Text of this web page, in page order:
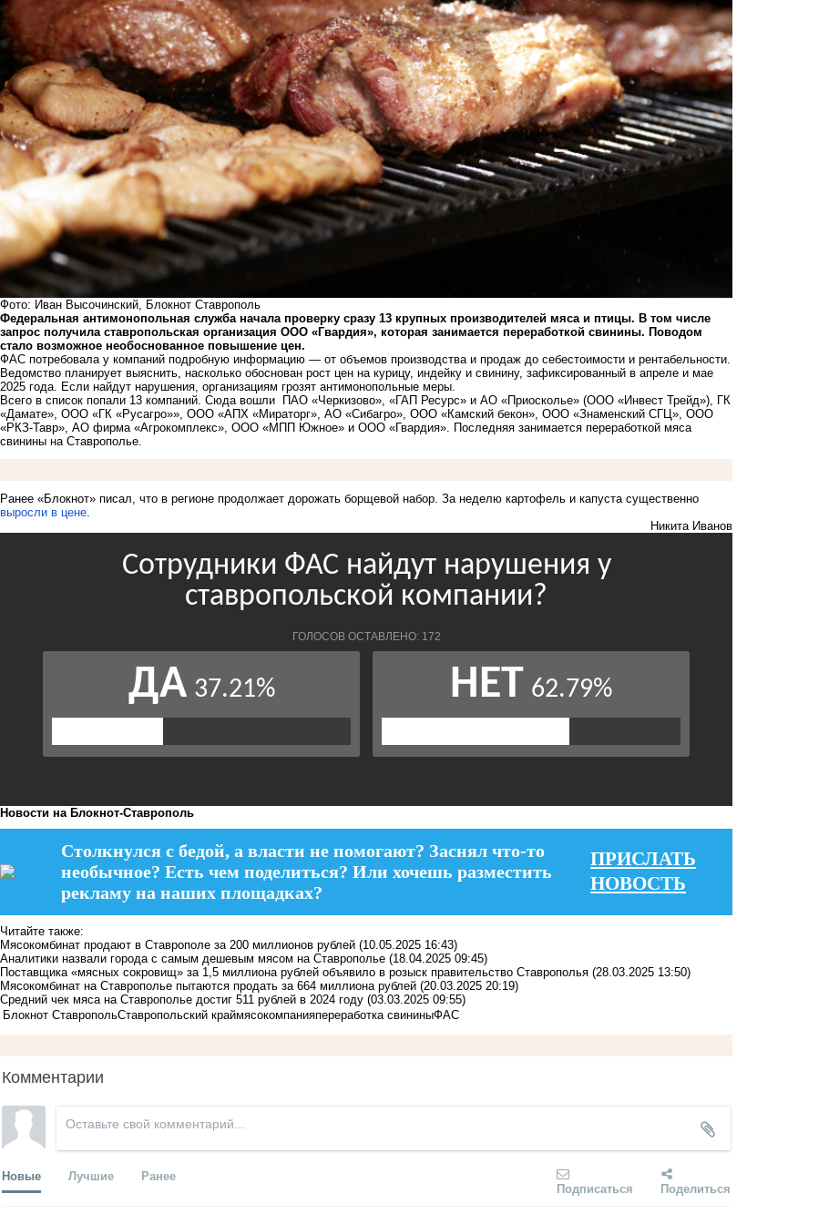
Фото: Иван Высочинский, Блокнот Ставрополь
Федеральная антимонопольная служба начала проверку сразу 13 крупных производителей мяса и птицы. В том числе
запрос получила ставропольская организация ООО «Гвардия», которая занимается переработкой свинины. Поводом
стало возможное необоснованное повышение цен.
ФАС потребовала у компаний подробную информацию — от объемов производства и продаж до себестоимости и рентабельности.
Ведомство планирует выяснить, насколько обоснован рост цен на курицу, индейку и свинину, зафиксированный в апреле и мае
2025 года. Если найдут нарушения, организациям грозят антимонопольные меры.
Всего в список попали 13 компаний. Сюда вошли ПАО «Черкизово», «ГАП Ресурс» и АО «Приосколье» (ООО «Инвест Трейд»), ГК
«Дамате», ООО «ГК «Русагро»», ООО «АПХ «Мираторг», АО «Сибагро», ООО «Камский бекон», ООО «Знаменский СГЦ», ООО
«РКЗ-Тавр», АО фирма «Агрокомплекс», ООО «МПП Южное» и ООО «Гвардия». Последняя занимается переработкой мяса
свинины на Ставрополье.
Ранее «Блокнот» писал, что в регионе продолжает дорожать борщевой набор. За неделю картофель и капуста существенно
выросли в цене
Никита Иванов
Новости на Блoкнoт-Ставрополь
Столкнулся с бедой, а власти не помогают? Заснял что-то
необычное? Есть чем поделиться? Или хочешь разместить
рекламу на наших площадках?
ПРИСЛАТЬ
НОВОСТЬ
Читайте также:
Мясокомбинат продают в Ставрополе за 200 миллионов рублей (10.05.2025 16:43)
Аналитики назвали города с самым дешевым мясом на Ставрополье (18.04.2025 09:45)
Поставщика «мясных сокровищ» за 1,5 миллиона рублей объявило в розыск правительство Ставрополья (28.03.2025 13:50)
Мясокомбинат на Ставрополье пытаются продать за 664 миллиона рублей (20.03.2025 20:19)
Средний чек мяса на Ставрополье достиг 511 рублей в 2024 году (03.03.2025 09:55)
Блокнот СтавропольСтавропольский краймясокомпанияпереработка свининыФАС
Комментарии
Новые Лучшие Ранее
Подписаться Поделиться